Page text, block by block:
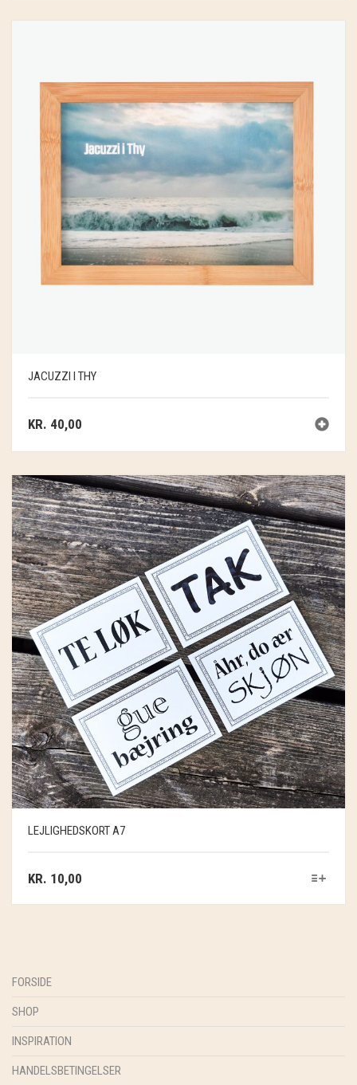
JACUZZI I THY
KR. 40,00
LEJLIGHEDSKORT A7
KR. 10,00
FORSIDE
SHOP
INSPIRATION
HANDELSBETINGELSER